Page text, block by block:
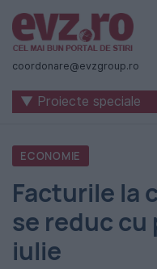
Știri
naționale
internaționale
România
-
Evenimentul
Zilei
coordonare@evzgroup.ro
▼ Proiecte speciale
ECONOMIE
Facturile la
se reduc cu
iulie